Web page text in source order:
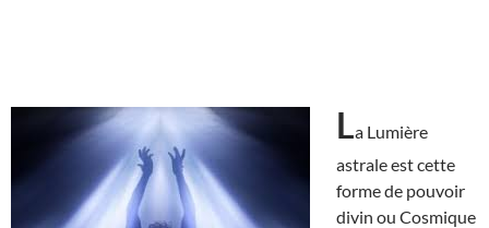
La Lumière
astrale est cette
forme de pouvoir
divin ou Cosmique